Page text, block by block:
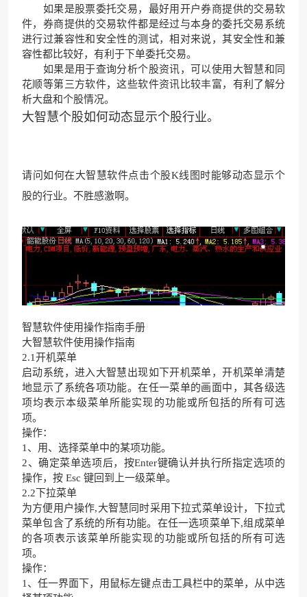
如果是股票委托交易，最好用开户券商提供的交易软
件，券商提供的交易软件都是经过与本身的委托交易系统
进行过兼容性和安全性的测试，相对来说，其安全性和兼
容性都比较好，有利于下单委托交易。
如果是用于查询分析个股资讯，可以使用大智慧和同
花顺等第三方软件，这些软件资讯比较丰富，有利了解分
析大盘和个股情况。
大智慧个股如何动态显示个股行业。
请问如何在大智慧软件点击个股K线图时能够动态显示个
股的行业。不胜感激啊。
智慧软件使用操作指南手册
大智慧软件使用操作指南
2.1开机菜单
启动系统，进入大智慧出现如下开机菜单，开机菜单清楚
地显示了系统各项功能。在任一菜单的画面中，其各级选
项均表示本级菜单所能实现的功能或所包括的所有可选
项。
操作：
1、用、选择菜单中的某项功能。
2、确定菜单选项后，按Enter键确认并执行所指定选项的
操作，按 Esc 键回到上一级菜单。
2.2下拉菜单
为方便用户操作,大智慧同时采用下拉式菜单设计，下拉式
菜单包含了系统的所有功能。在任一选项菜单下,组成菜单
的各项表示该菜单所能实现的功能或所包括的所有可选
项。
操作：
1、任一界面下，用鼠标左键点击工具栏中的菜单，从中选